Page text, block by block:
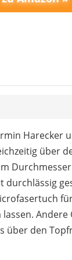
Harecker
über
Durchmesser
durchlässig
Andere
über den